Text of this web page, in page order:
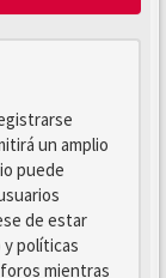
un amplio
puede
de estar
políticas
mientras